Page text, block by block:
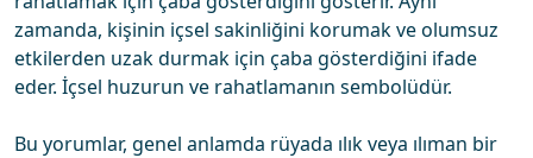
zamanda, kişinin içsel sakinliğini korumak ve olumsuz
etkilerden uzak durmak için çaba gösterdiğini ifade
eder. İçsel huzurun ve rahatlamanın sembolüdür.
Bu yorumlar, genel anlamda rüyada ılık veya ılıman bir